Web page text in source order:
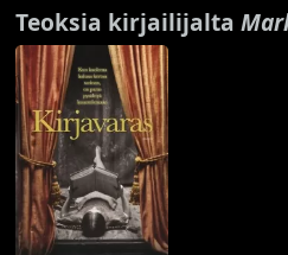
Teoksia kirjailijalta